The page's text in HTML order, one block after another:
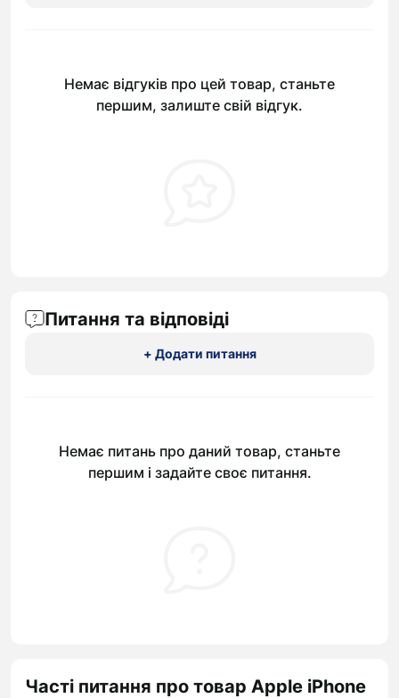
Немає відгуків про цей товар, станьте
першим, залиште свій відгук.
Питання та відповіді
+ Додати питання
Немає питань про даний товар, станьте
першим і задайте своє питання.
Часті питання про товар Apple iPhone